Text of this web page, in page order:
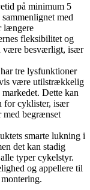
på minimum 5
med
længere
fleksibilitet og
være besværligt, især
tre lysfunktioner
være utilstrækkelig
Dette kan
for cyklister, især
med begrænset
smarte lukning i
det kan stadig
typer cykelstyr.
og appellere til